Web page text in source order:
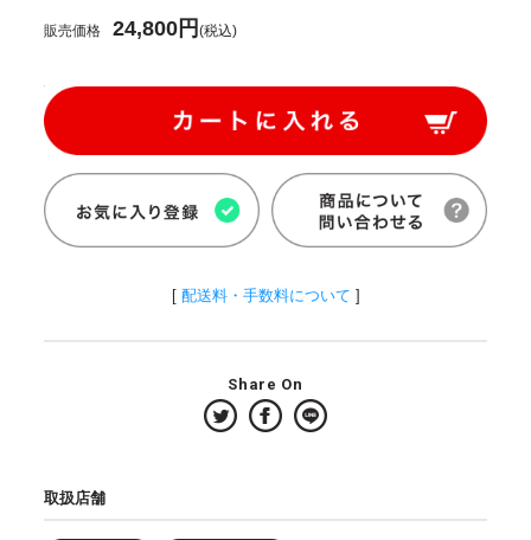
販売価格 24,800円(税込)
[ 配送料・手数料について ]
Share On
取扱店舗